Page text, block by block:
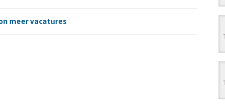
meer vacatures